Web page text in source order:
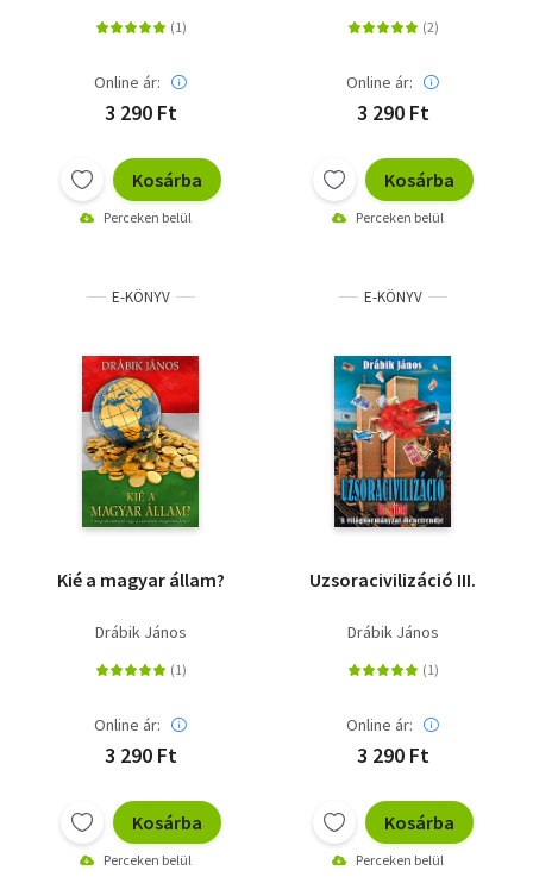
Online ár:
3 290 Ft
Kosárba
Perceken belül
Online ár:
3 290 Ft
Kosárba
Perceken belül
E-KÖNYV
Kié a magyar állam?
Drábik János
Online ár:
3 290 Ft
Kosárba
Perceken belül
E-KÖNYV
Uzsoracivilizáció III.
Drábik János
Online ár:
3 290 Ft
Kosárba
Perceken belül